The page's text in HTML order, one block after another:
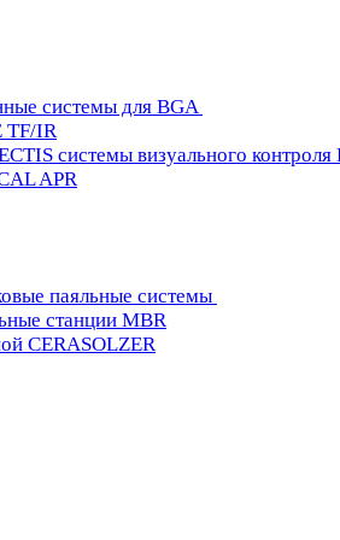
системы для BGA
TF/IR
системы визуального контроля
APR
паяльные системы
станции MBR
CERASOLZER